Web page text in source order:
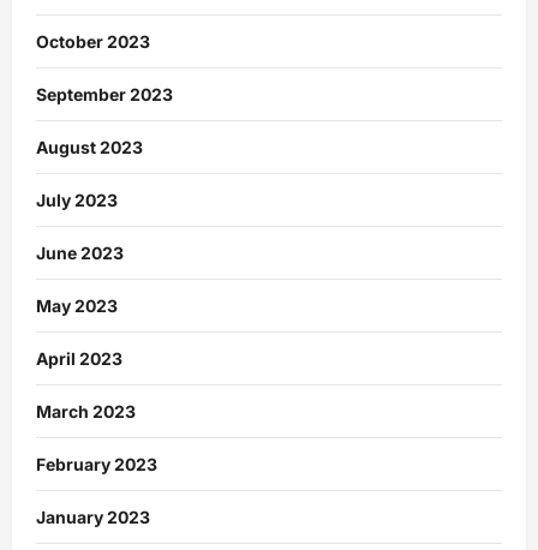
October 2023
September 2023
August 2023
July 2023
June 2023
May 2023
April 2023
March 2023
February 2023
January 2023